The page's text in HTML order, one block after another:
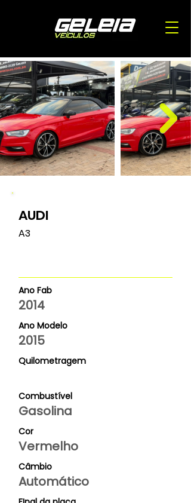
AUDI
A3
Ano Fab
2014
Ano Modelo
2015
Quilometragem
Combustível
Gasolina
Cor
Vermelho
Câmbio
Automático